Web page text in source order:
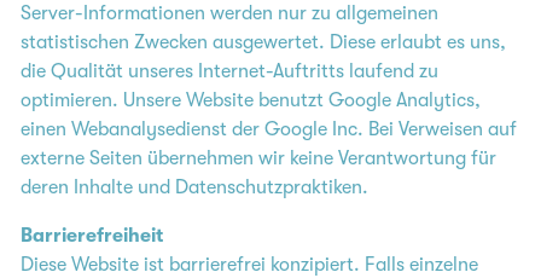
Server-Informationen werden nur zu allgemeinen
statistischen Zwecken ausgewertet. Diese erlaubt es uns,
die Qualität unseres Internet-Auftritts laufend zu
optimieren. Unsere Website benutzt Google Analytics,
einen Webanalysedienst der Google Inc. Bei Verweisen auf
externe Seiten übernehmen wir keine Verantwortung für
deren Inhalte und Datenschutzpraktiken.
Barrierefreiheit
Diese Website ist barrierefrei konzipiert. Falls einzelne